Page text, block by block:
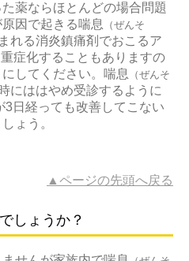
薬ならほとんどの場合問題
因で起きる喘息
（ぜんそ
れる消炎鎮痛剤でおこるア
症化することもありますの
してください。喘息
（ぜんそ
にははやめ受診するように
3日経っても改善してこない
ょう。
▲ページの先頭へ戻る
しょうか？